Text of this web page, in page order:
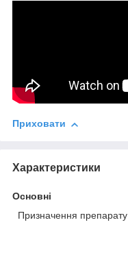
Приховати
Характеристики
Основні
Призначення препарату